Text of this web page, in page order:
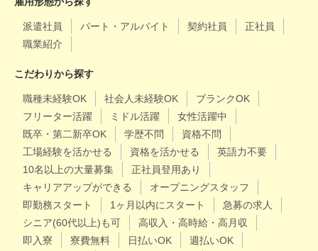
派遣社員 パート・アルバイト 契約社員
正社員
職業紹介
こだわりから探す
職種未経験OK 社会人未経験OK
ブランクOK
フリーター活躍
ミドル活躍
女性活躍中
既卒・第二新卒OK
学歴不問
資格不問
工場経験を活かせる
資格を活かせる
英語力不要
10名以上の大量募集
正社員登用あり
キャリアアップができる
オープニングスタッフ
即勤務スタート
1ヶ月以内にスタート
急募の求人
シニア(60代以上)も可
高収入・高時給・高月収
即入寮
寮費無料 日払いOK
週払いOK